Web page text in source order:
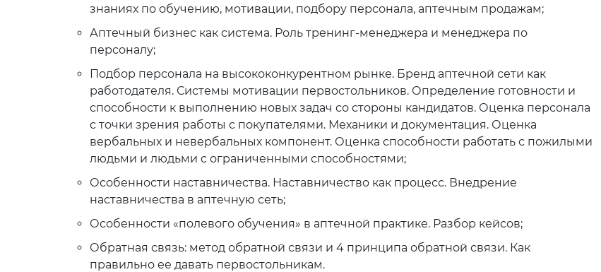
знаниях по обучению, мотивации, подбору персонала, аптечным продажам;
Аптечный бизнес как система. Роль тренинг-менеджера и менеджера по
персоналу;
Подбор персонала на высококонкурентном рынке. Бренд аптечной сети как
работодателя. Системы мотивации первостольников. Определение готовности и
способности к выполнению новых задач со стороны кандидатов. Оценка персонала
с точки зрения работы с покупателями. Механики и документация. Оценка
вербальных и невербальных компонент. Оценка способности работать с пожилыми
людьми и людьми с ограниченными способностями;
Особенности наставничества. Наставничество как процесс. Внедрение
наставничества в аптечную сеть;
Особенности «полевого обучения» в аптечной практике. Разбор кейсов;
Обратная связь: метод обратной связи и 4 принципа обратной связи. Как
правильно ее давать первостольникам.